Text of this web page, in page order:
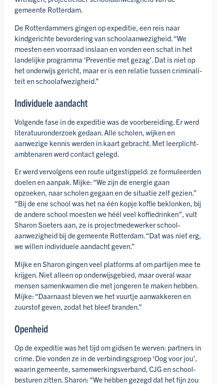
gemeente Rotterdam.
De Rotterdammers gingen op expeditie, een reis naar
kindgerichte bevordering van school­aanwezig­heid. “We
moesten een voorraad inslaan en vonden een schat in het
landelijke programma ‘Preventie met gezag’. Dat is niet op
het onderwijs gericht, maar er is een relatie tussen criminali­
teit en school­afwezig­heid.”
Individuele aandacht
Volgende fase in de expeditie was de voorbereiding. Er werd
literatuur­onderzoek gedaan. Alle scholen, wijken en
aanwezige kennis werden in kaart gebracht. Met leer­plicht­
ambtenaren werd contact gelegd.
Er werd vervolgens een route uit­gestippeld: ze formuleerden
doelen en aanpak. Mijke: “We zijn de energie gaan
opzoeken, naar scholen gegaan en de situatie zelf gezien.”
“Bij de ene school was het na één kopje koffie beklonken, bij
de andere school moesten we héél veel koffiedrinken”, vult
Sharon Soeters aan, ze is project­medewerker school­
aanwezig­heid bij de gemeente Rotterdam. “Dat was niet erg,
we willen individuele aandacht geven.”
Mijke en Sharon gingen veel platforms af om partijen mee te
krijgen. Niet alleen op onderwijs­gebied, maar overal waar
mensen samenkwamen die met jongeren te maken hebben.
Mijke: “Daarnaast bleven we het vuurtje aanwakkeren en
zuurstof geven, zodat het bleef branden.”
Openheid
Op de expeditie was het tijd om gidsen te werven: partners in
crime. Die vonden ze in de verbindings­groep ‘Oog voor jou’,
waarin gemeente, samenwerkings­verband, CJG en school­
besturen zitten. Sharon: “We hebben gezegd dat het fijn zou